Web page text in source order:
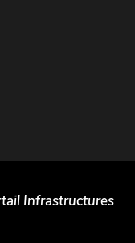
Infrastructures